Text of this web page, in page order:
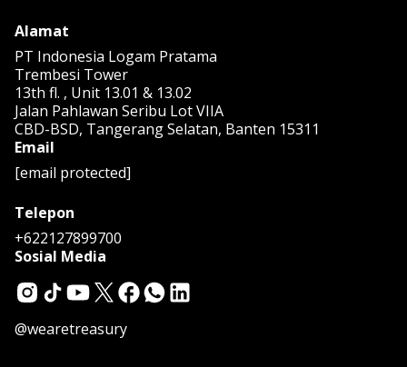
Alamat
PT Indonesia Logam Pratama
Trembesi Tower
13th fl. , Unit 13.01 & 13.02
Jalan Pahlawan Seribu Lot VIIA
CBD-BSD, Tangerang Selatan, Banten 15311
Email
[email protected]
Telepon
+622127899700
Sosial Media
@wearetreasury